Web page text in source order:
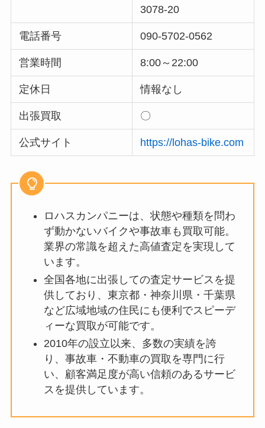
3078-20
電話番号 090-5702-0562
営業時間 8:00～22:00
定休日 情報なし
出張買取 〇
公式サイト https://lohas-bike.com
ロハスカンパニーは、状態や種類を問わ
ず動かないバイクや事故車も買取可能。
業界の常識を超えた高値査定を実現して
います。
全国各地に出張しての査定サービスを提
供しており、東京都・神奈川県・千葉県
など広域地域の住民にも便利でスピーデ
ィーな買取が可能です。
2010年の設立以来、多数の実績を誇
り、事故車・不動車の買取を専門に行
い、顧客満足度が高い信頼のあるサービ
スを提供しています。